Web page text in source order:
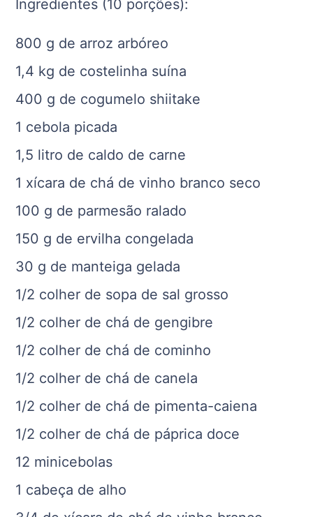
Ingredientes (10 porções):
800 g de arroz arbóreo
1,4 kg de costelinha suína
400 g de cogumelo shiitake
1 cebola picada
1,5 litro de caldo de carne
1 xícara de chá de vinho branco seco
100 g de parmesão ralado
150 g de ervilha congelada
30 g de manteiga gelada
1/2 colher de sopa de sal grosso
1/2 colher de chá de gengibre
1/2 colher de chá de cominho
1/2 colher de chá de canela
1/2 colher de chá de pimenta-caiena
1/2 colher de chá de páprica doce
12 minicebolas
1 cabeça de alho